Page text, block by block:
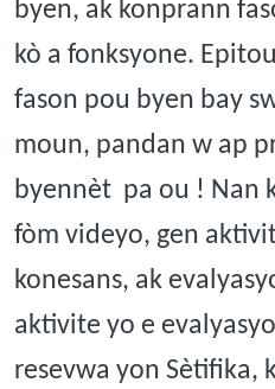
byen, ak konprann
kò a fonksyone.
fason pou byen bay
moun, pandan w ap
byennèt pa ou ! Nan
fòm videyo, gen
konesans, ak
aktivite yo e
resevwa yon Sètifika,